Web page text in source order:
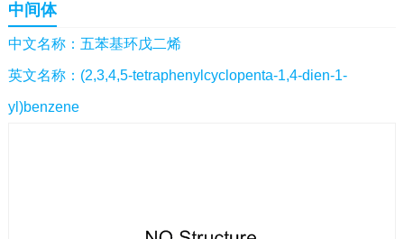
间体|
感染药物中间体
体 |抗精神病药物中间体|
药中间体|其他原料药中间体|
中间体
中文名称：五苯基环戊二烯
英文名称：(2,3,4,5-tetraphenylcyclopenta-1,4-dien-1-
yl)benzene